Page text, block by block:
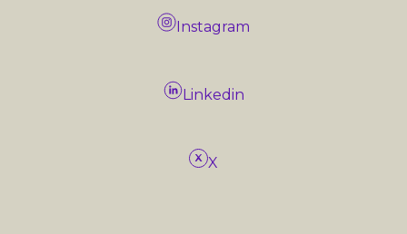
Instagram
Linkedin
X